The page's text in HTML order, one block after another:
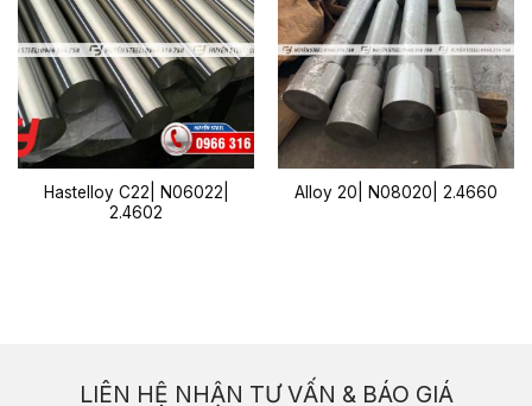
Hastelloy C22| N06022|
2.4602
Alloy 20| N08020| 2.4660
LIÊN HỆ NHẬN TƯ VẤN & BÁO GIÁ